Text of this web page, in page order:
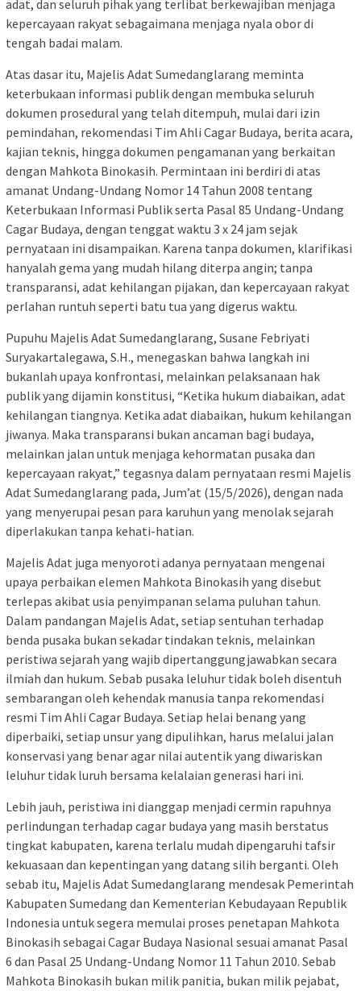
adat, dan seluruh pihak yang terlibat berkewajiban menjaga
kepercayaan rakyat sebagaimana menjaga nyala obor di
tengah badai malam.
Atas dasar itu, Majelis Adat Sumedanglarang meminta
keterbukaan informasi publik dengan membuka seluruh
dokumen prosedural yang telah ditempuh, mulai dari izin
pemindahan, rekomendasi Tim Ahli Cagar Budaya, berita acara,
kajian teknis, hingga dokumen pengamanan yang berkaitan
dengan Mahkota Binokasih. Permintaan ini berdiri di atas
amanat Undang-Undang Nomor 14 Tahun 2008 tentang
Keterbukaan Informasi Publik serta Pasal 85 Undang-Undang
Cagar Budaya, dengan tenggat waktu 3 x 24 jam sejak
pernyataan ini disampaikan. Karena tanpa dokumen, klarifikasi
hanyalah gema yang mudah hilang diterpa angin; tanpa
transparansi, adat kehilangan pijakan, dan kepercayaan rakyat
perlahan runtuh seperti batu tua yang digerus waktu.
Pupuhu Majelis Adat Sumedanglarang, Susane Febriyati
Suryakartalegawa, S.H., menegaskan bahwa langkah ini
bukanlah upaya konfrontasi, melainkan pelaksanaan hak
publik yang dijamin konstitusi, “Ketika hukum diabaikan, adat
kehilangan tiangnya. Ketika adat diabaikan, hukum kehilangan
jiwanya. Maka transparansi bukan ancaman bagi budaya,
melainkan jalan untuk menjaga kehormatan pusaka dan
kepercayaan rakyat,” tegasnya dalam pernyataan resmi Majelis
Adat Sumedanglarang pada, Jum’at (15/5/2026), dengan nada
yang menyerupai pesan para karuhun yang menolak sejarah
diperlakukan tanpa kehati-hatian.
Majelis Adat juga menyoroti adanya pernyataan mengenai
upaya perbaikan elemen Mahkota Binokasih yang disebut
terlepas akibat usia penyimpanan selama puluhan tahun.
Dalam pandangan Majelis Adat, setiap sentuhan terhadap
benda pusaka bukan sekadar tindakan teknis, melainkan
peristiwa sejarah yang wajib dipertanggungjawabkan secara
ilmiah dan hukum. Sebab pusaka leluhur tidak boleh disentuh
sembarangan oleh kehendak manusia tanpa rekomendasi
resmi Tim Ahli Cagar Budaya. Setiap helai benang yang
diperbaiki, setiap unsur yang dipulihkan, harus melalui jalan
konservasi yang benar agar nilai autentik yang diwariskan
leluhur tidak luruh bersama kelalaian generasi hari ini.
Lebih jauh, peristiwa ini dianggap menjadi cermin rapuhnya
perlindungan terhadap cagar budaya yang masih berstatus
tingkat kabupaten, karena terlalu mudah dipengaruhi tafsir
kekuasaan dan kepentingan yang datang silih berganti. Oleh
sebab itu, Majelis Adat Sumedanglarang mendesak Pemerintah
Kabupaten Sumedang dan Kementerian Kebudayaan Republik
Indonesia untuk segera memulai proses penetapan Mahkota
Binokasih sebagai Cagar Budaya Nasional sesuai amanat Pasal
6 dan Pasal 25 Undang-Undang Nomor 11 Tahun 2010. Sebab
Mahkota Binokasih bukan milik panitia, bukan milik pejabat,